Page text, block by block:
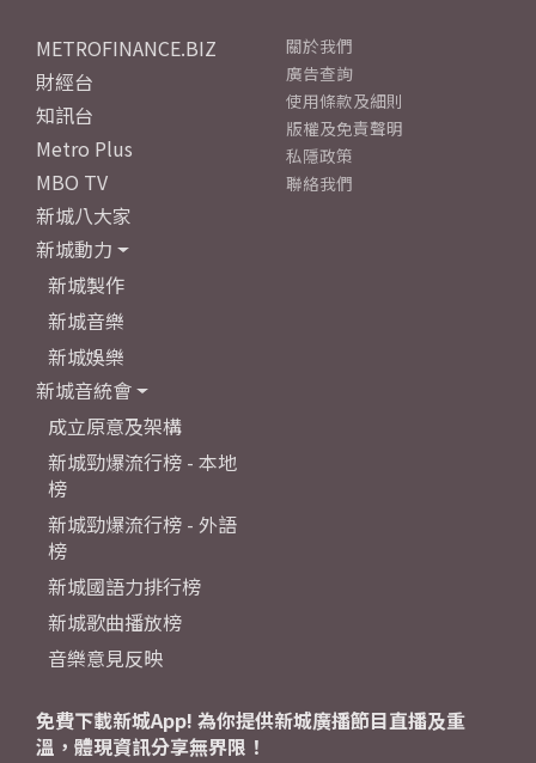
METROFINANCE.BIZ
財經台
知訊台
Metro Plus
MBO TV
新城八大家
新城動力
新城製作
新城音樂
新城娛樂
新城音統會
成立原意及架構
新城勁爆流行榜 - 本地
榜
新城勁爆流行榜 - 外語
榜
新城國語力排行榜
新城歌曲播放榜
音樂意見反映
關於我們
廣告查詢
使用條款及細則
版權及免責聲明
私隱政策
聯絡我們
免費下載新城App! 為你提供新城廣播節目直播及重
溫，體現資訊分享無界限！